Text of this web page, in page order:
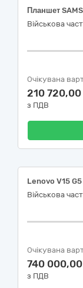
Військова
Очікувана
210
з ПДВ
Військова
Очікувана
740
з ПДВ